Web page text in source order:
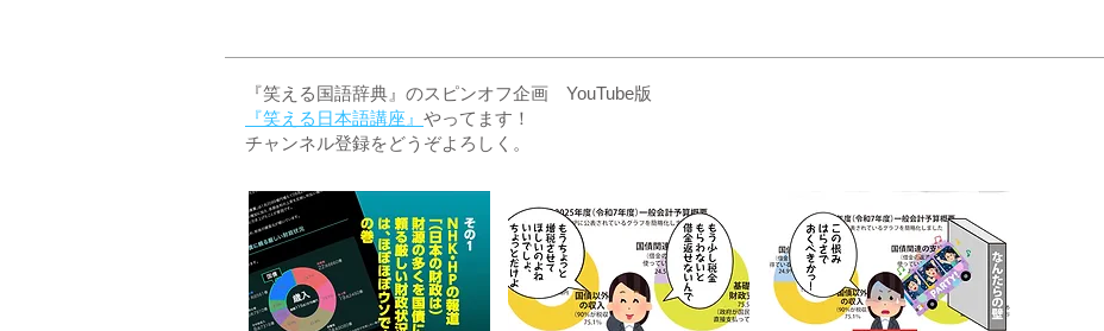
『笑える国語辞典』のスピンオフ企画 YouTube版
『笑える日本語講座』 やってます！
チャンネル登録をどうぞよろしく。